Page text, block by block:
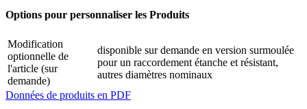
Options pour personnaliser les Produits
Modification
optionnelle de
l'article (sur
demande)
disponible sur demande en version surmoulée
pour un raccordement étanche et résistant,
autres diamètres nominaux
Données de produits en PDF